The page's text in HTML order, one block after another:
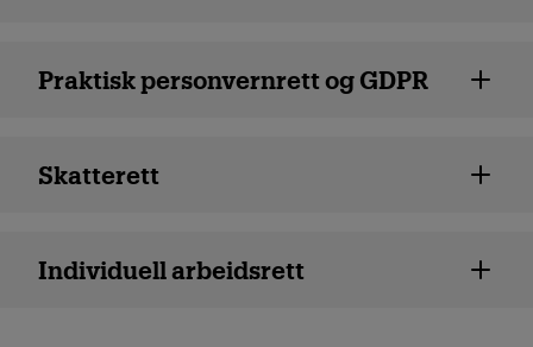
Praktisk personvernrett og GDPR
Skatterett
Individuell arbeidsrett